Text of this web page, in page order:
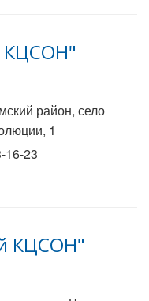
КЦСОН"
район, село
1
16-23
КЦСОН"